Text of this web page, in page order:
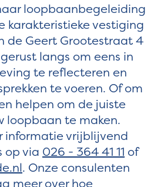
loopbaanbegeleiding
karakteristieke vestiging
de Geert Grootestraat 4
langs om eens in
te reflecteren en
te voeren. Of om
helpen om de juiste
loopbaan te maken.
informatie vrijblijvend
op via 026 - 364 41 11 of
. Onze consulenten
meer over hoe